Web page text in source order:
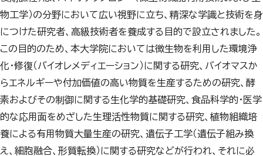
物工学）の分野において広い視野に立ち、精深な学識と技術を身
につけた研究者、高級技術者を養成する目的で設立されました。
この目的のため、本大学院においては微生物を利用した環境浄
化・修復（バイオレメディエーション）に関する研究、バイオマスか
らエネルギーや付加価値の高い物質を生産するための研究、酵
素およびその制御に関する生化学的基礎研究、食品科学的・医学
的な応用面をめざした生理活性物質に関する研究、植物組織培
養による有用物質大量生産の研究、遺伝子工学（遺伝子組み換
え、細胞融合、形質転換）に関する研究などが行われ、それに必